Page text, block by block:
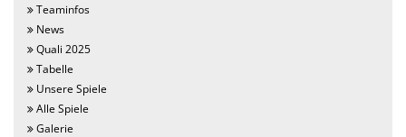
Teaminfos
News
Quali 2025
Tabelle
Unsere Spiele
Alle Spiele
Galerie